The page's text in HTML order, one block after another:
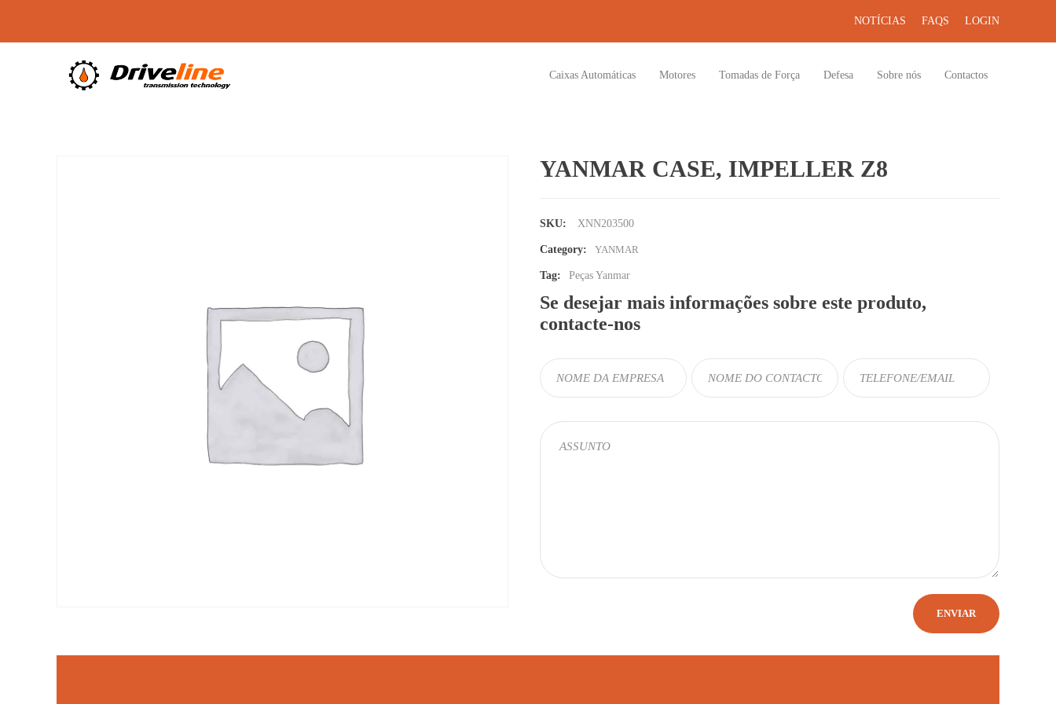
NOTÍCIAS FAQS LOGIN
Caixas Automáticas Motores Tomadas de Força Defesa Sobre nós Contactos
YANMAR CASE, IMPELLER Z8
SKU: XNN203500
Category: YANMAR
Tag: Peças Yanmar
Se desejar mais informações sobre este produto,
contacte-nos